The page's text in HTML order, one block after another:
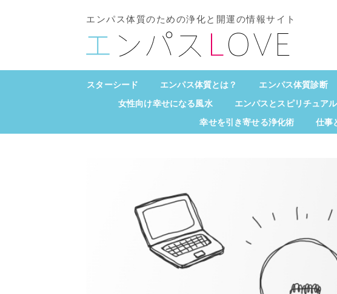
エンパス体質のための浄化と開運の情報サイト
スターシード エンパス体質とは？ エンパス体質診断
女性向け幸せになる風水
エンパスとスピリチュアル
幸せを引き寄せる浄化術
仕事